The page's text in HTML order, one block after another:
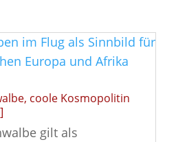
coole Kosmopolitin
gilt als